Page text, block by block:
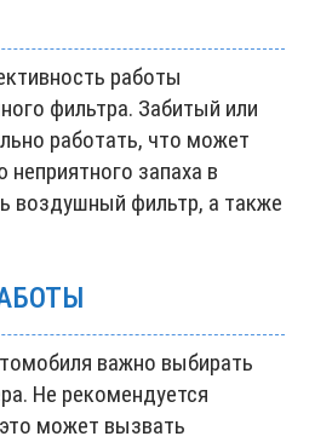
работы
фильтра. Забитый или
работать, что может
запаха в
воздушный фильтр, а также
важно выбирать
Не рекомендуется
может вызвать